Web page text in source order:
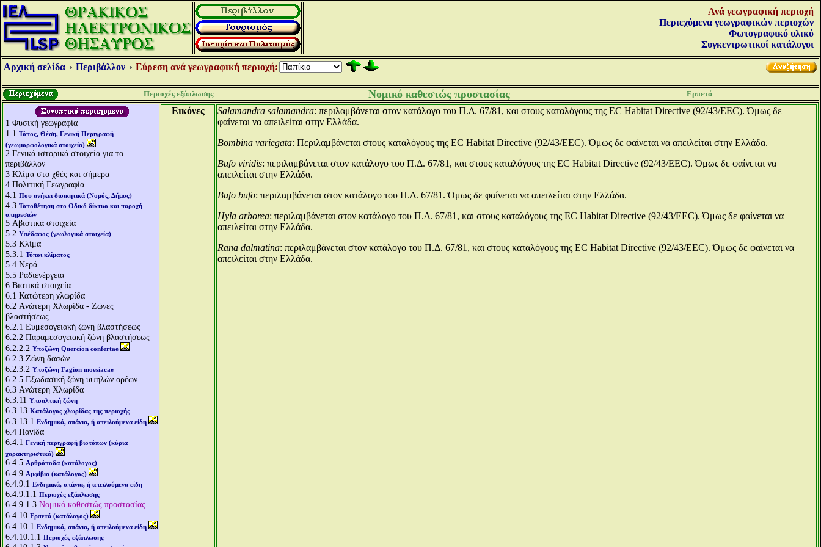
Ανά γεωγραφική περιοχή
Περιεχόμενα γεωγραφικών περιοχών
Φωτογραφικό υλικό
Συγκεντρωτικοί κατάλογοι
Αρχική σελίδα Περιβάλλον Εύρεση ανά γεωγραφική περιοχή:
Περιοχές εξάπλωσης Νομικό καθεστώς προστασίας Ερπετά
1 Φυσική γεωγραφία
1.1 Τόπος, Θέση, Γενική Περιγραφή
(γεωμορφολογικά στοιχεία)
2 Γενικά ιστορικά στοιχεία για το
περιβάλλον
3 Κλίμα στο χθές και σήμερα
4 Πολιτική Γεωγραφία
4.1 Που ανήκει διοικητικά (Νομός, Δήμος)
4.3 Τοποθέτηση στο Οδικό δίκτυο και παροχή
υπηρεσιών
5 Αβιοτικά στοιχεία
5.2 Υπέδαφος (γεωλογικά στοιχεία)
5.3 Κλίμα
5.3.1 Τύποι κλίματος
5.4 Νερά
5.5 Ραδιενέργεια
6 Βιοτικά στοιχεία
6.1 Κατώτερη χλωρίδα
6.2 Aνώτερη Χλωρίδα - Ζώνες
βλαστήσεως
6.2.1 Ευμεσογειακή ζώνη βλαστήσεως
6.2.2 Παραμεσογειακή ζώνη βλαστήσεως
6.2.2.2 Υποζώνη Quercion confertae
6.2.3 Ζώνη δασών
6.2.3.2 Υποζώνη Fagion moesiacae
6.2.5 Εξωδασική ζώνη υψηλών ορέων
6.3 Aνώτερη Χλωρίδα
6.3.11 Υποαλπική ζώνη
6.3.13 Κατάλογος χλωρίδας της περιοχής
6.3.13.1 Ενδημικά, σπάνια, ή απειλούμενα είδη
6.4 Πανίδα
6.4.1 Γενική περιγραφή βιοτόπων (κύρια
χαρακτηριστικά)
6.4.5 Αρθρόποδα (κατάλογος)
6.4.9 Αμφίβια (κατάλογος)
6.4.9.1 Ενδημικά, σπάνια, ή απειλούμενα είδη
6.4.9.1.1 Περιοχές εξάπλωσης
6.4.9.1.3 Νομικό καθεστώς προστασίας
6.4.10 Ερπετά (κατάλογος)
6.4.10.1 Ενδημικά, σπάνια, ή απειλούμενα είδη
6.4.10.1.1 Περιοχές εξάπλωσης
Εικόνες Salamandra salamandra: περιλαμβάνεται στον κατάλογο του Π.Δ. 67/81, και στους καταλόγους της EC Habitat Directive (92/43/EEC). Όμως δε
φαίνεται να απειλείται στην Ελλάδα.
Bombina variegata: Περιλαμβάνεται στους καταλόγους της EC Habitat Directive (92/43/EEC). Όμως δε φαίνεται να απειλείται στην Ελλάδα.
Bufo viridis: περιλαμβάνεται στον κατάλογο του Π.Δ. 67/81, και στους καταλόγους της EC Habitat Directive (92/43/EEC). Όμως δε φαίνεται να
απειλείται στην Ελλάδα.
Bufo bufo: περιλαμβάνεται στον κατάλογο του Π.Δ. 67/81. Όμως δε φαίνεται να απειλείται στην Ελλάδα.
Hyla arborea: περιλαμβάνεται στον κατάλογο του Π.Δ. 67/81, και στους καταλόγους της EC Habitat Directive (92/43/EEC). Όμως δε φαίνεται να
απειλείται στην Ελλάδα.
Rana dalmatina: περιλαμβάνεται στον κατάλογο του Π.Δ. 67/81, και στους καταλόγους της EC Habitat Directive (92/43/EEC). Όμως δε φαίνεται να
απειλείται στην Ελλάδα.